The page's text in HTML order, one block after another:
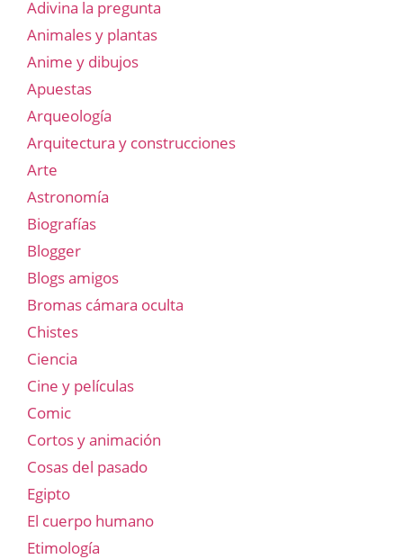
Adivina la pregunta
Animales y plantas
Anime y dibujos
Apuestas
Arqueología
Arquitectura y construcciones
Arte
Astronomía
Biografías
Blogger
Blogs amigos
Bromas cámara oculta
Chistes
Ciencia
Cine y películas
Comic
Cortos y animación
Cosas del pasado
Egipto
El cuerpo humano
Etimología